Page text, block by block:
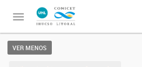
Toggle
VER MENOS